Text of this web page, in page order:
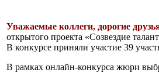
Уважаемые коллеги, дорогие
открытого проекта «Созвездие
В конкурсе приняли участие 39
В рамках онлайн-конкурса жюри